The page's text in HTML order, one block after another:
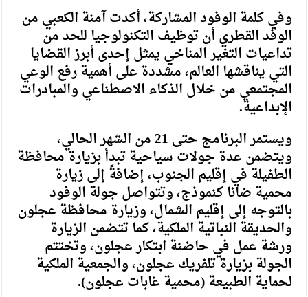
وفي كلمة الوفود المشاركة، أكدت آمنة الكعبي من
الوفد القطري أن توظيف التكنولوجيا للحد من
تداعيات التغير المناخي يمثل إحدى أبرز القضايا
التي يناقشها العالم، مشددة على أهمية رفع الوعي
المجتمعي من خلال الذكاء الاصطناعي والمبادرات
الإبداعية.
ويستمر البرنامج حتى 21 من الشهر الحالي،
ويتضمن عدة جولات سياحية تبدأ بزيارة محافظة
الطفيلة في إقليم الجنوب، إضافةً إلى زيارة
محمية ضانا كنموذج، وتتواصل جولة الوفود
بالتوجه إلى إقليم الشمال، وزيارة محافظة عجلون
والحديقة النباتية الملكية، كما تتضمن الزيارة
ورشة عمل في حاضنة ابتكار عجلون، وتختتم
الجولة بزيارة تلفريك عجلون، والجمعية الملكية
لحماية الطبيعة (محمية غابات عجلون).